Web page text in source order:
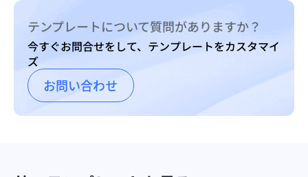
テンプレートについて質問がありますか？
今すぐお問合せをして、テンプレートをカスタマイ
ズ
お問い合わせ